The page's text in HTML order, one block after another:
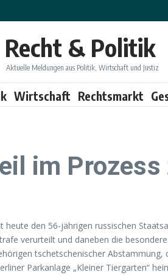
Recht & Politik
Aktuelle Meldungen aus Politik, Wirtschaft und Justiz
Wirtschaft Rechtsmarkt
im Prozess
den 56-jährigen russischen
verurteilt und daneben die
tschetschenischer
Parkanlage „Kleiner Tiergarten“